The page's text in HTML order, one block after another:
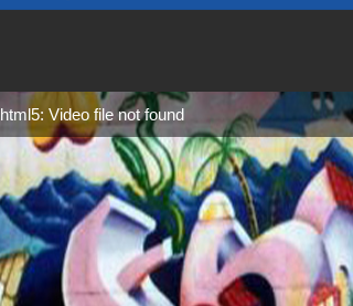
html5: Video file not found